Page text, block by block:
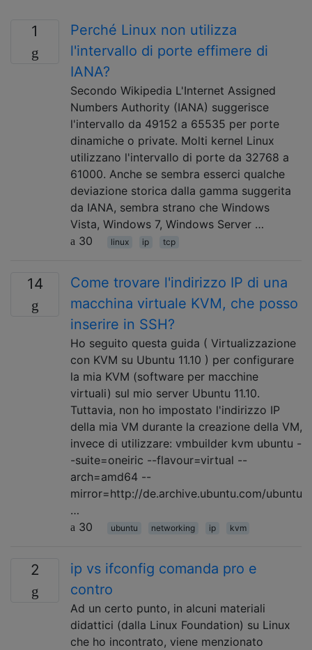
1
Perché Linux non utilizza
l'intervallo di porte effimere di
IANA?
Secondo Wikipedia L'Internet Assigned
Numbers Authority (IANA) suggerisce
l'intervallo da 49152 a 65535 per porte
dinamiche o private. Molti kernel Linux
utilizzano l'intervallo di porte da 32768 a
61000. Anche se sembra esserci qualche
deviazione storica dalla gamma suggerita
da IANA, sembra strano che Windows
Vista, Windows 7, Windows Server …
30
linux ip tcp
14
Come trovare l'indirizzo IP di una
macchina virtuale KVM, che posso
inserire in SSH?
Ho seguito questa guida ( Virtualizzazione
con KVM su Ubuntu 11.10 ) per configurare
la mia KVM (software per macchine
virtuali) sul mio server Ubuntu 11.10.
Tuttavia, non ho impostato l'indirizzo IP
della mia VM durante la creazione della VM,
invece di utilizzare: vmbuilder kvm ubuntu -
-suite=oneiric --flavour=virtual --
arch=amd64 --
mirror=http://de.archive.ubuntu.com/ubuntu
…
30
ubuntu networking ip kvm
2
ip vs ifconfig comanda pro e
contro
Ad un certo punto, in alcuni materiali
didattici (dalla Linux Foundation) su Linux
che ho incontrato, viene menzionato